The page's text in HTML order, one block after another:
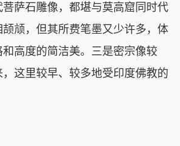
萨石雕像，都堪与莫高窟同时代
颃，但其所费笔墨又少许多，体
高度的简洁美。三是密宗像较
这里较早、较多地受印度佛教的